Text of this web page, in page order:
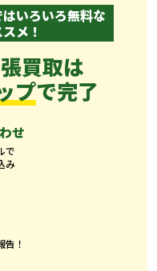
いろいろ無料な
メ！
買取は
プで完了
せ
で
み
告！